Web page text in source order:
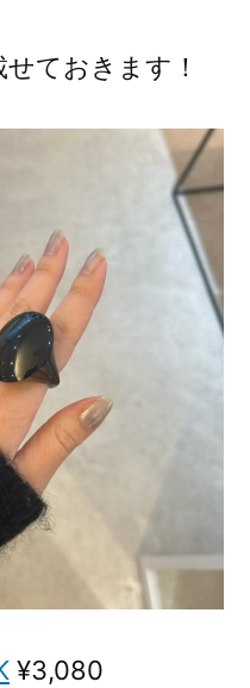
ておきます！
¥3,080